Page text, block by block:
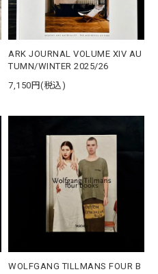
ARK JOURNAL VOLUME XIV AU
TUMN/WINTER 2025/26
7,150円(税込)
WOLFGANG TILLMANS FOUR B